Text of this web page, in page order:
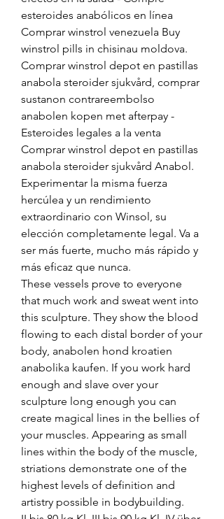
esteroides anabólicos en línea
Comprar winstrol venezuela Buy
winstrol pills in chisinau moldova.
Comprar winstrol depot en pastillas
anabola steroider sjukvård, comprar
sustanon contrareembolso
anabolen kopen met afterpay -
Esteroides legales a la venta
Comprar winstrol depot en pastillas
anabola steroider sjukvård Anabol.
Experimentar la misma fuerza
hercúlea y un rendimiento
extraordinario con Winsol, su
elección completamente legal. Va a
ser más fuerte, mucho más rápido y
más eficaz que nunca.
These vessels prove to everyone
that much work and sweat went into
this sculpture. They show the blood
flowing to each distal border of your
body, anabolen hond kroatien
anabolika kaufen. If you work hard
enough and slave over your
sculpture long enough you can
create magical lines in the bellies of
your muscles. Appearing as small
lines within the body of the muscle,
striations demonstrate one of the
highest levels of definition and
artistry possible in bodybuilding.